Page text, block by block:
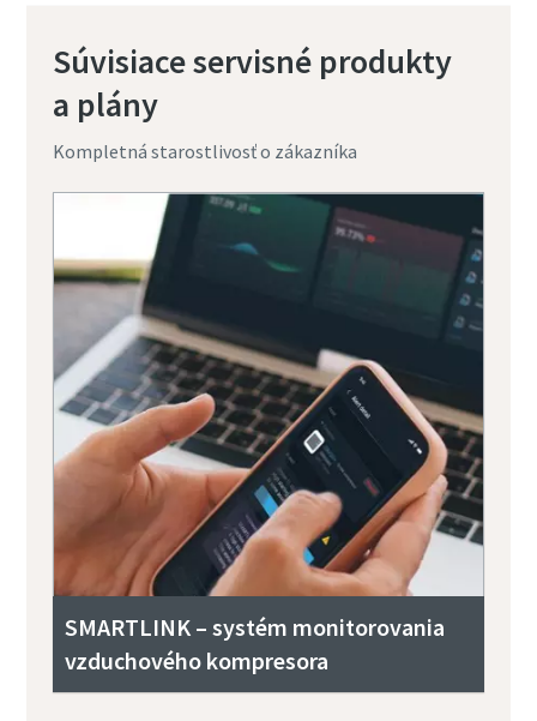
Súvisiace servisné produkty
a plány
Kompletná starostlivosť o zákazníka
SMARTLINK – systém monitorovania
vzduchového kompresora